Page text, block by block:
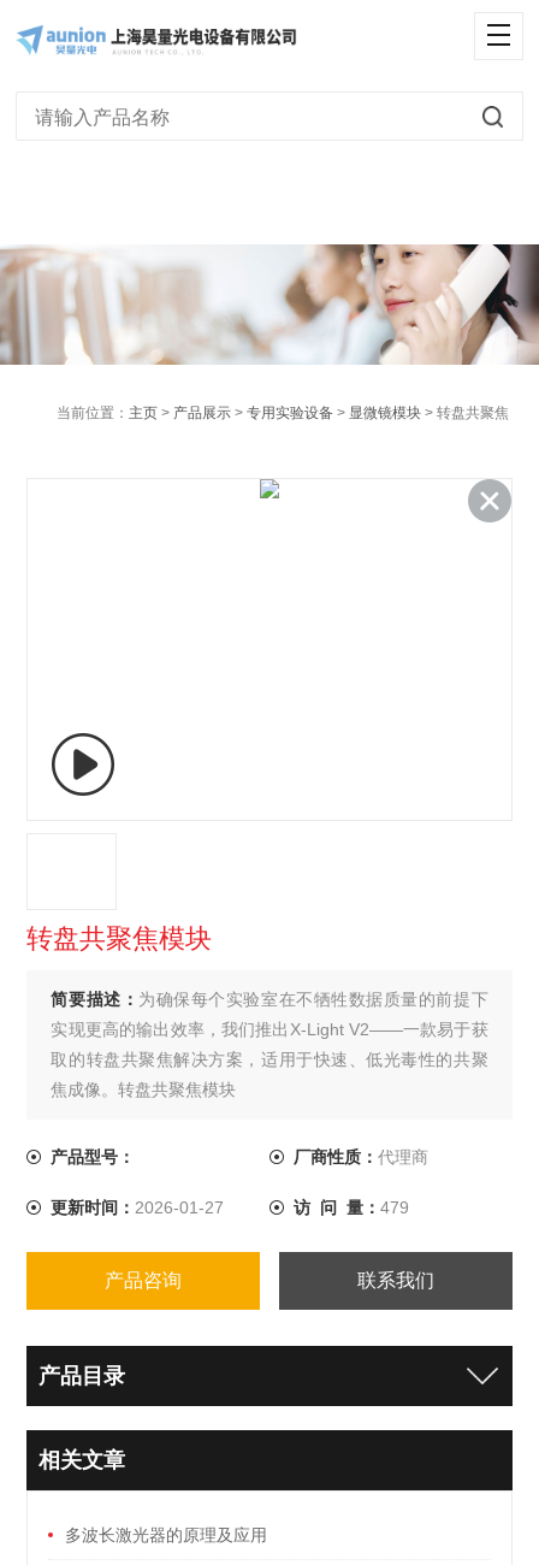
当前位置： 主页 > 产品展示 >专用实验设备 > 显微镜模块 > 转盘共聚焦
转盘共聚焦模块
简要描述： 为确保每个实验室在不牺牲数据质量的前提下
实现更高的输出效率，我们推出X-Light V2——一款易于获
取的转盘共聚焦解决方案，适用于快速、低光毒性的共聚
焦成像。转盘共聚焦模块
产品型号： 厂商性质： 代理商
更新时间： 2026-01-27 访 问 量： 479
产品咨询 联系我们
产品目录
相关文章
多波长激光器的原理及应用